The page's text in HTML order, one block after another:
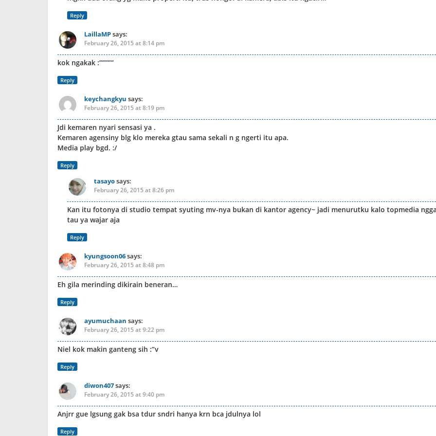
Reply
LaillaMPsays:
February 26, 2015 at 8:14 pm
kok ngakak :”””””
Reply
keychangkyu says:
February 26, 2015 at 8:19 pm
Jdi kemaren nyari sensasi ya .
Kemaren agensiny blg klo mereka gtau sama sekali n g ngerti itu apa.
Media play bgd. :/
Reply
tasayosays:
February 26, 2015 at 8:26 pm
Kan itu fotonya di studio tempat syuting mv-nya bukan di kantor agency~ jadi menurutku kalo topmedia
tau ya wajar aja
Reply
kyungsoon06says:
February 26, 2015 at 8:48 pm
Eh gila merinding dikirain beneran…
Reply
ayumuchaan says:
February 26, 2015 at 9:22 pm
Niel kok makin ganteng sih :”v
Reply
diwon407says:
February 26, 2015 at 9:40 pm
Anjrr gue lgsung gak bsa tdur sndri hanya krn bca jdulnya lol
Reply